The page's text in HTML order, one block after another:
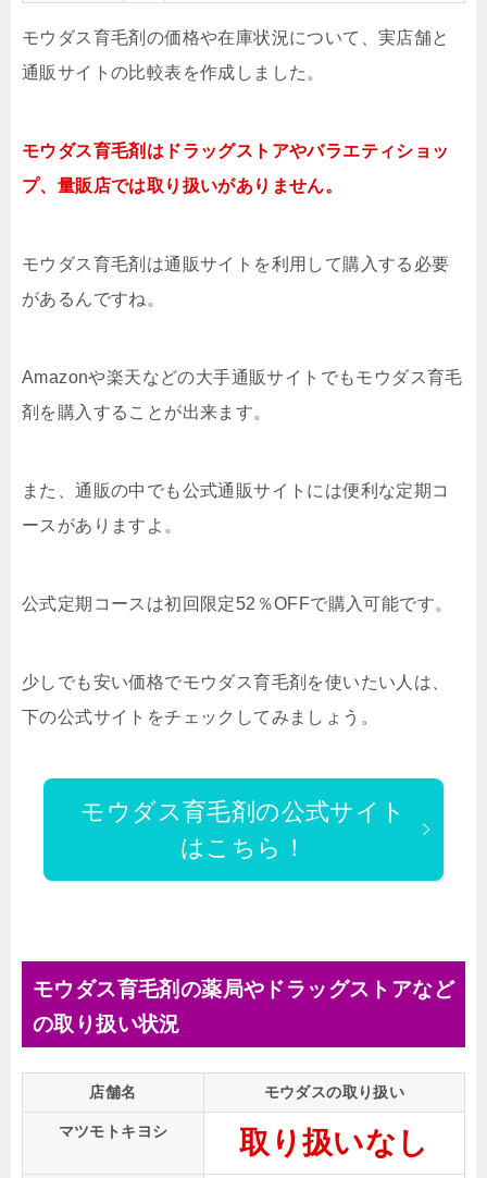
モウダス育毛剤の価格や在庫状況について、実店舗と
通販サイトの比較表を作成しました。
モウダス育毛剤はドラッグストアやバラエティショッ
プ、量販店では取り扱いがありません。
モウダス育毛剤は通販サイトを利用して購入する必要
があるんですね。
Amazonや楽天などの大手通販サイトでもモウダス育毛
剤を購入することが出来ます。
また、通販の中でも公式通販サイトには便利な定期コ
ースがありますよ。
公式定期コースは初回限定52％OFFで購入可能です。
少しでも安い価格でモウダス育毛剤を使いたい人は、
下の公式サイトをチェックしてみましょう。
モウダス育毛剤の公式サイト
はこちら！
モウダス育毛剤の薬局やドラッグストアなど
の取り扱い状況
店舗名 モウダスの取り扱い
マツモトキヨシ 取り扱いなし